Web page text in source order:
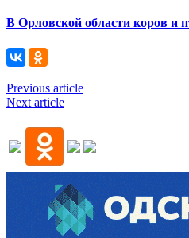
В Орловской области коров и
Previous article
Next article